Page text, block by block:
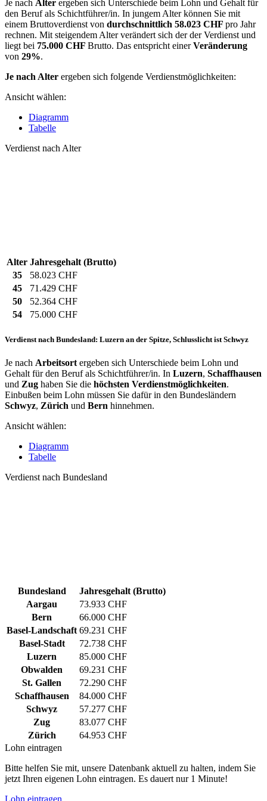
Je nach Alter ergeben sich Unterschiede beim Lohn und Gehalt für
den Beruf als Schichtführer/in. In jungem Alter können Sie mit
einem Bruttoverdienst von durchschnittlich 58.023 CHF pro Jahr
rechnen. Mit steigendem Alter verändert sich der der Verdienst und
liegt bei 75.000 CHF Brutto. Das entspricht einerVeränderung
von 29%.
Je nach Alter ergeben sich folgende Verdienstmöglichkeiten:
Ansicht wählen:
Diagramm
Tabelle
Verdienst nach Alter
Alter Jahresgehalt (Brutto)
35
58.023 CHF
45
71.429 CHF
50
52.364 CHF
54
75.000 CHF
Verdienst nach Bundesland: Luzern an der Spitze, Schlusslicht ist Schwyz
Je nach Arbeitsort ergeben sich Unterschiede beim Lohn und
Gehalt für den Beruf als Schichtführer/in. In Luzern, Schaffhausen
und Zug haben Sie die höchsten Verdienstmöglichkeiten.
Einbußen beim Lohn müssen Sie dafür in den Bundesländern
Schwyz, Zürich und Bern hinnehmen.
Ansicht wählen:
Diagramm
Tabelle
Verdienst nach Bundesland
Bundesland
Jahresgehalt (Brutto)
Aargau
73.933 CHF
Bern
66.000 CHF
Basel-Landschaft 69.231 CHF
Basel-Stadt
72.738 CHF
Luzern
85.000 CHF
Obwalden
69.231 CHF
St. Gallen
72.290 CHF
Schaffhausen
84.000 CHF
Schwyz
57.277 CHF
Zug
83.077 CHF
Zürich
64.953 CHF
Lohn eintragen
Bitte helfen Sie mit, unsere Datenbank aktuell zu halten, indem Sie
jetzt Ihren eigenen Lohn eintragen. Es dauert nur 1 Minute!
Lohn eintragen